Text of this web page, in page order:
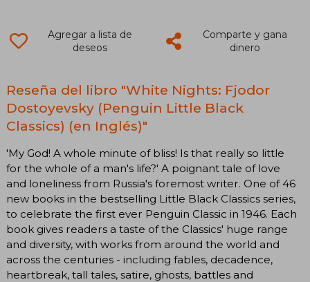
Agregar a lista de
deseos
Comparte y gana
dinero
Reseña del libro "White Nights: Fjodor
Dostoyevsky (Penguin Little Black
Classics) (en Inglés)"
'My God! A whole minute of bliss! Is that really so little
for the whole of a man's life?' A poignant tale of love
and loneliness from Russia's foremost writer. One of 46
new books in the bestselling Little Black Classics series,
to celebrate the first ever Penguin Classic in 1946. Each
book gives readers a taste of the Classics' huge range
and diversity, with works from around the world and
across the centuries - including fables, decadence,
heartbreak, tall tales, satire, ghosts, battles and